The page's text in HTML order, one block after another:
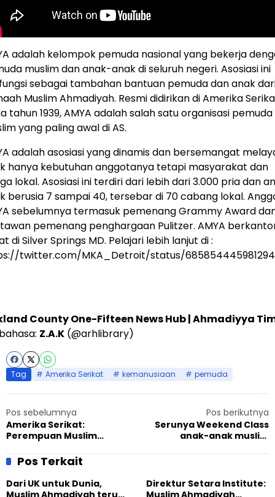
adalah kelompok pemuda nasional yang bekerja
muslim dan anak-anak di seluruh negeri. Asosiasi ini
sebagai tambahan bantuan pemuda dan anak
Muslim Ahmadiyah. Resmi didirikan di Amerika
tahun 1939, AMYA adalah salah satu organisasi pemuda
yang paling awal di AS.
adalah asosiasi yang dinamis dan bersemangat
hanya kebutuhan anggotanya tetapi masyarakat dan
lokal. Asosiasi ini terdiri dari lebih dari 3.000 pria dan
berusia 7 sampai 40, tersebar di 70 cabang lokal.
sebelumnya termasuk pemenang Grammy Award
pemenang penghargaan Pulitzer. AMYA
di Silver Springs MD. Pelajari lebih lanjut di :
twitter.com/MKA_Detroit/status/
County One-Fifteen News Hub|Ahmadiyya
Z.A.K(@arhlibrary)
Tag Amerika Serikat kemanusiaan pemuda
Pos sebelumnya
Amerika Serikat:
Perempuan Muslim
Pameran Al-Qur’an di
perpustakaan Attleboro
Pos berikutnya
Serunya Weekend Class
anak-anak muslim
Pos Terkait
Dari UK untuk Dunia,
Muslim Ahmadiyah terus
Direktur Setara Institute:
Muslim Ahmadiyah